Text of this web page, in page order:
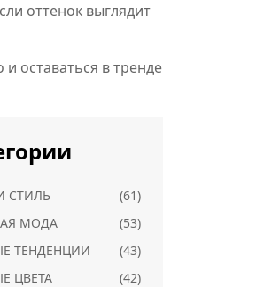
оттенок выглядит
оставаться в тренде
СТИЛЬ
(61)
МОДА
(53)
ТЕНДЕНЦИИ
(43)
ЦВЕТА
(42)